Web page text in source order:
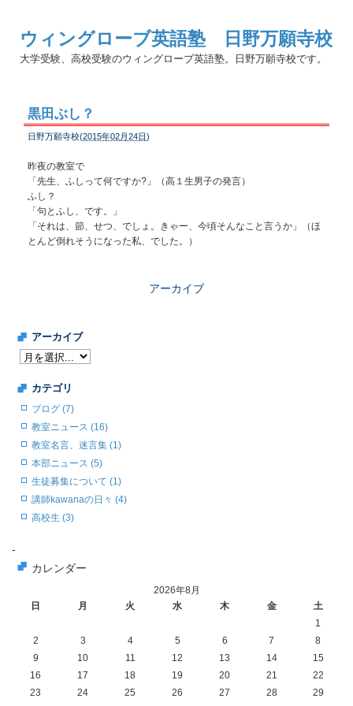
ウィングローブ英語塾 日野万願寺校
大学受験、高校受験のウィングローブ英語塾。日野万願寺校です。
黒田ぶし？
日野万願寺校(2015年02月24日)
昨夜の教室で
「先生、ふしって何ですか?」（高１生男子の発言）
ふし？
「句とふし、です。」
「それは、節、せつ、でしょ。きゃー、今頃そんなこと言うか」（ほ
とんど倒れそうになった私、でした。）
アーカイブ
アーカイブ
カテゴリ
ブログ (7)
教室ニュース (16)
教室名言、迷言集 (1)
本部ニュース (5)
生徒募集について (1)
講師kawanaの日々 (4)
高校生 (3)
-
カレンダー
2026年8月
日
月 火 水 木 金
土
1
2
3 4 5 6 7
8
9
10 11 12 13 14
15
16
17 18 19 20 21
22
23
24 25 26 27 28
29